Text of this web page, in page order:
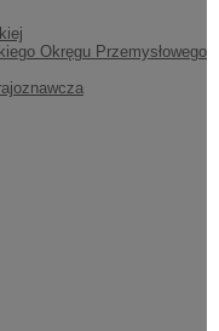
Okręgu Przemysłowego